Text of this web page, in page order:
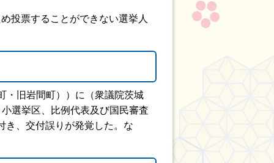
投票することができない選挙人
旧岩間町））に（衆議院茨城
選挙区、比例代表及び国民審査
き、交付誤りが発覚した。な